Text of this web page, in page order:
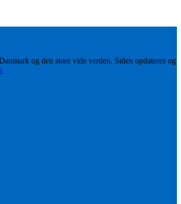
og den store vide verden. Siden opdateres og